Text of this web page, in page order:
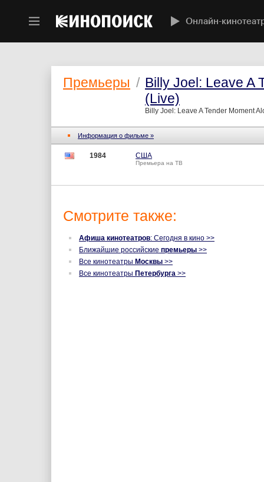
Онлайн-
Премьеры / Billy Joel: Leave A
(Live)
Billy Joel: Leave A Tender Moment
Информация о фильме »
1984 США
Премьера на ТВ
Смотрите также:
Афиша кинотеатров: Сегодня в кино >>
Ближайшие российские премьеры >>
Все кинотеатры Москвы >>
Все кинотеатры Петербурга >>